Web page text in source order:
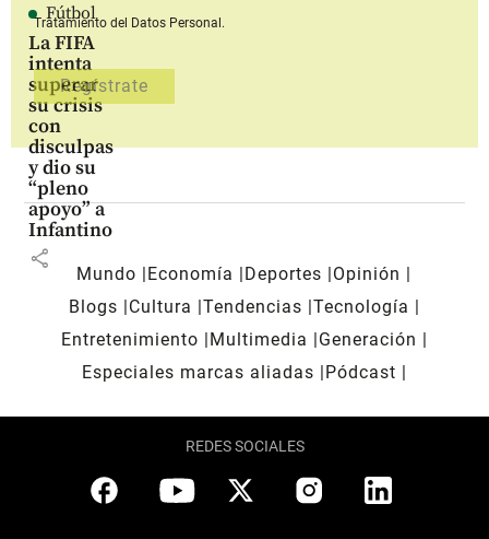
Fútbol
La FIFA
intenta
superar
su crisis
con
disculpas
y dio su
“pleno
apoyo” a
Infantino
share
Tratamiento del Datos Personal.
Mundo Economía Deportes
Opinión
Blogs
Cultura Tendencias Tecnología
Entretenimiento
Multimedia
Generación
Especiales marcas aliadas
Pódcast
REDES SOCIALES